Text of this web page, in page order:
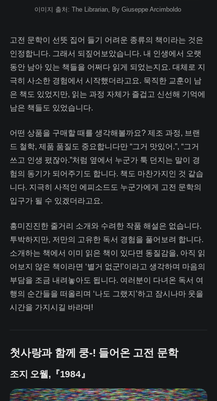
이미지 출처: The Librarian, By Giuseppe Arcimboldo
고전 문학이 선뜻 집어 들기 어려운 종류의 책이라는 것은
인정합니다. 그래서 되짚어보았습니다. 내 인생에서 오랫
동안 남아 있는 책들을 어쩌다 읽게 되었는지요. 대체로 지
극히 사소한 경험에서 시작했더라고요. 묵직한 교훈이 남
은 책도 있었지만, 읽는 과정 자체가 즐겁고 신선해 기억에
남은 책들도 있었습니다.
어떤 상품을 구매할 때를 생각해볼까요? 제조 과정, 브랜
드 철학, 제품 품질도 중요합니다만 “그거 맛있어.”, “그거
쓰고 인생 폈잖아.”처럼 옆에서 누군가 툭 던지는 말이 경
험의 동기가 되어주기도 합니다. 책도 마찬가지인 것 같습
니다. 지극히 사적인 에피소드도 누군가에게 고전 문학의
입구가 될 수 있겠더라고요.
흥미진진한 줄거리 소개와 수려한 작품 해설은 없습니다.
투박하지만, 저만의 고유한 독서 경험을 풀어보려 합니다.
소개하는 책에서 이미 읽은 책이 있다면 동질감을, 아직 읽
어보지 않은 책이라면 ‘별거 없군!’이라고 생각하며 마음의
부담을 조금 내려놓아도 됩니다. 여러분이 다녀온 독서 여
행의 순간들을 떠올리며 ‘나도 그랬지’하고 잠시나마 웃을
시간을 가지시길 바라며!
첫사랑과 함께 쿵-! 들어온 고전 문학
조지 오웰,『1984』